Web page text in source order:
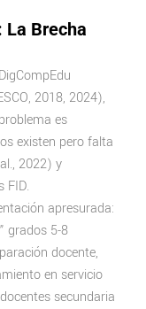
La Brecha
2018, 2024),
es
existen pero falta
2022) y
FID.
apresurada:
grados 5-8
docente,
en servicio
secundaria